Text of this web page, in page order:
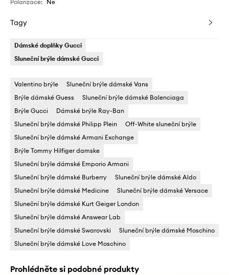
Polarizace: Ne
Tagy
Dámské doplňky Gucci
Sluneční brýle dámské Gucci
Valentino brýle
Sluneční brýle dámské Vans
Brýle dámské Guess
Sluneční brýle dámské Balenciaga
Brýle Gucci
Dámské brýle Ray-Ban
Sluneční brýle dámské Philipp Plein
Off-White sluneční brýle
Sluneční brýle dámské Armani Exchange
Brýle Tommy Hilfiger damske
Sluneční brýle dámské Emporio Armani
Sluneční brýle dámské Burberry
Sluneční brýle dámské Aldo
Sluneční brýle dámské Medicine
Sluneční brýle dámské Versace
Sluneční brýle dámské Kurt Geiger London
Sluneční brýle dámské Answear Lab
Sluneční brýle dámské Swarovski
Sluneční brýle dámské Moschino
Sluneční brýle dámské Love Moschino
Prohlédněte si podobné produkty